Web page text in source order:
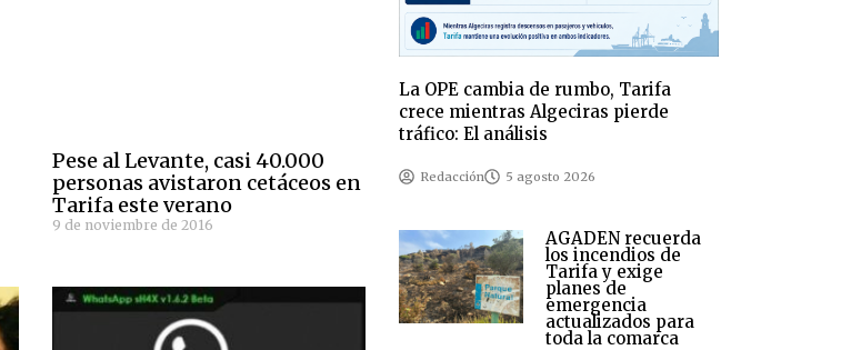
Pese al Levante, casi 40.000
personas avistaron cetáceos en
Tarifa este verano
9 de noviembre de 2016
La OPE cambia de rumbo, Tarifa
crece mientras Algeciras pierde
tráfico: El análisis
Redacción 5 agosto 2026
AGADEN recuerda
los incendios de
Tarifa y exige
planes de
emergencia
actualizados para
toda la comarca